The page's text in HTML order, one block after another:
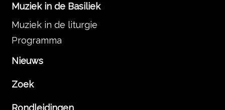
Muziek in de Basiliek
Muziek in de liturgie
Programma
Nieuws
Zoek
Rondleidingen